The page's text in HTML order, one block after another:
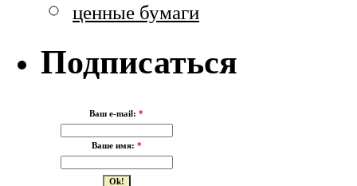
ценные бумаги
Подписаться
Ваш e-mail: *
Ваше имя: *